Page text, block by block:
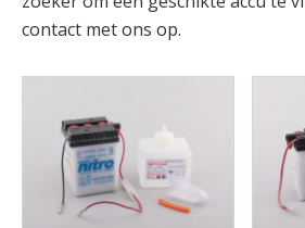
contact met ons op.